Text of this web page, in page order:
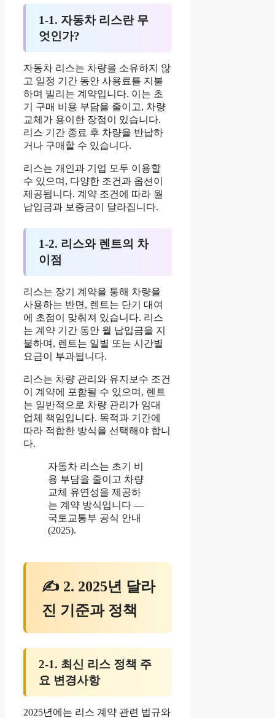
1-1. 자동차 리스란 무
엇인가?
자동차 리스는 차량을 소유하지 않
고 일정 기간 동안 사용료를 지불
하며 빌리는 계약입니다. 이는 초
기 구매 비용 부담을 줄이고, 차량
교체가 용이한 장점이 있습니다.
리스 기간 종료 후 차량을 반납하
거나 구매할 수 있습니다.
리스는 개인과 기업 모두 이용할
수 있으며, 다양한 조건과 옵션이
제공됩니다. 계약 조건에 따라 월
납입금과 보증금이 달라집니다.
1-2. 리스와 렌트의 차
이점
리스는 장기 계약을 통해 차량을
사용하는 반면, 렌트는 단기 대여
에 초점이 맞춰져 있습니다. 리스
는 계약 기간 동안 월 납입금을 지
불하며, 렌트는 일별 또는 시간별
요금이 부과됩니다.
리스는 차량 관리와 유지보수 조건
이 계약에 포함될 수 있으며, 렌트
는 일반적으로 차량 관리가 임대
업체 책임입니다. 목적과 기간에
따라 적합한 방식을 선택해야 합니
다.
자동차 리스는 초기 비
용 부담을 줄이고 차량
교체 유연성을 제공하
는 계약 방식입니다 —
국토교통부 공식 안내
(2025).
✍ 2. 2025년 달라
진 기준과 정책
2-1. 최신 리스 정책 주
요 변경사항
2025년에는 리스 계약 관련 법규와